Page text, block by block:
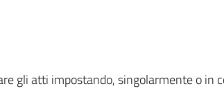
gli atti impostando, singolarmente o in